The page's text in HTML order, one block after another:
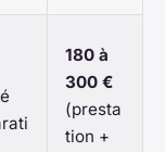
180 à
300 €
(presta
tion +